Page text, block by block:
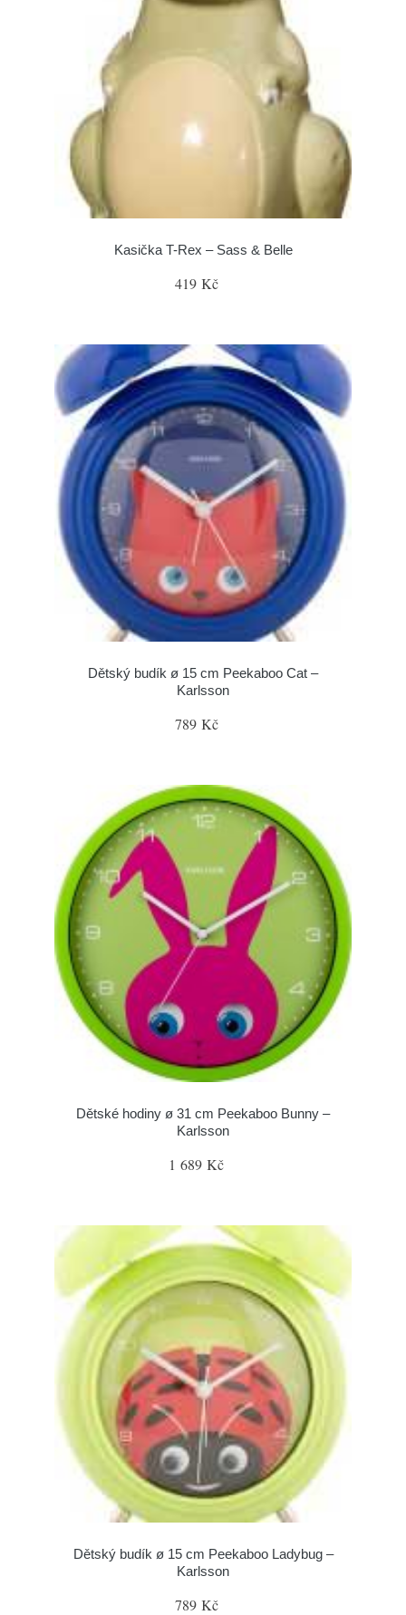
Kasička T-Rex – Sass & Belle
419 Kč
Dětský budík ø 15 cm Peekaboo Cat –
Karlsson
789 Kč
Dětské hodiny ø 31 cm Peekaboo Bunny –
Karlsson
1 689 Kč
Dětský budík ø 15 cm Peekaboo Ladybug –
Karlsson
789 Kč